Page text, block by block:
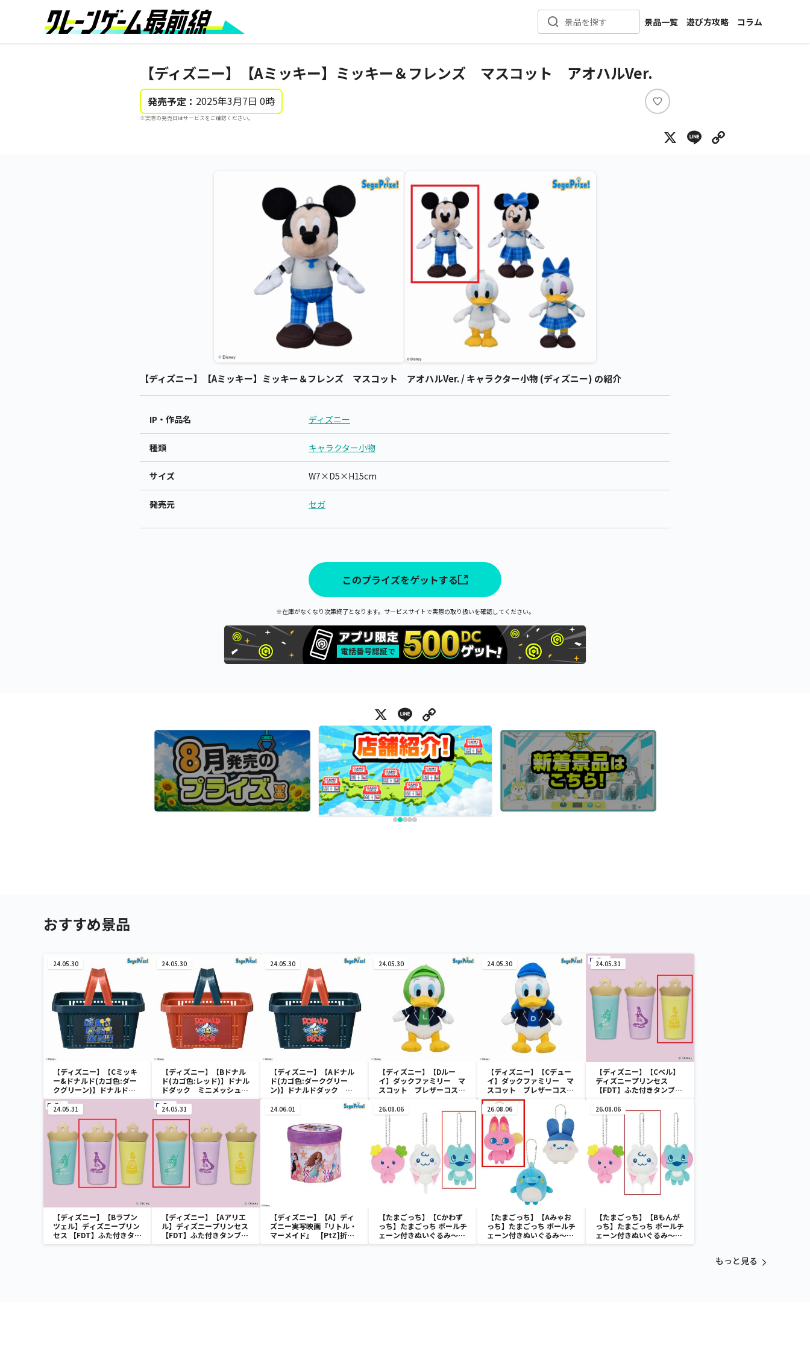
景品を探す
景品一覧
新着景品
メーカー一覧
遊び方攻略
コラム
インタビュー
【ディズニー】【Aミッキー】ミッキー＆フレンズ マスコット アオハルVer.
発売予定： 2025年3月7日 0時
※実際の発売日はサービスをご確認ください。
い
ね
X Line
【ディズニー】【Aミッキー】ミッキー＆フレンズ マスコット アオハルVer. / キャラクター小物 (ディズニー) の紹介
IP・作品名 ディズニー
種類 キャラクター小物
サイズ W7×D5×H15cm
発売元 セガ
このプライズをゲットする
※在庫がなくなり次第終了となります。サービスサイトで実際の取り扱いを確認してください。
X Line
おすすめ景品
24.05.30
【ディズニー】【Cミッキ
ー&ドナルド(カゴ色:ダー
クグリーン)】ドナルドダ
ック ミニメッシュカゴ
24.05.30
【ディズニー】【Bドナル
ド(カゴ色:レッド)】ドナル
ドダック ミニメッシュカ
ゴ
24.05.30
【ディズニー】【Aドナル
ド(カゴ色:ダークグリー
ン)】ドナルドダック ミ
24.05.30
【ディズニー】【Dルー
イ】ダックファミリー マ
スコット ブレザーコスチ
24.05.30
【ディズニー】【Cデュー
イ】ダックファミリー マ
スコット ブレザーコスチ
ューム
24.05.31
【ディズニー】【Cベル】
ディズニープリンセス
【FDT】ふた付きタンブラ
24.05.31
【ディズニー】【Bラプン
ツェル】ディズニープリン
セス 【FDT】ふた付きタン
ブラー
24.05.31
【ディズニー】【Aアリエ
ル】ディズニープリンセス
【FDT】ふた付きタンブラ
ー
24.06.01
【ディズニー】【A】ディ
ズニー実写映画『リトル・
マーメイド』 [PtZ]折り
畳みボックスチェアー
26.08.06
【たまごっち】【Cかわず
っち】たまごっち ボールチ
ェーン付きぬいぐるみ～
Tamagotchi Paradise～
26.08.06
【たまごっち】【Aみゃお
っち】たまごっち ボールチ
ェーン付きぬいぐるみ～
Tamagotchi Paradise～
26.08.06
【たまごっち】【Bもんが
っち】たまごっち ボールチ
ェーン付きぬいぐるみ～
Tamagotchi Paradise～
もっと見る